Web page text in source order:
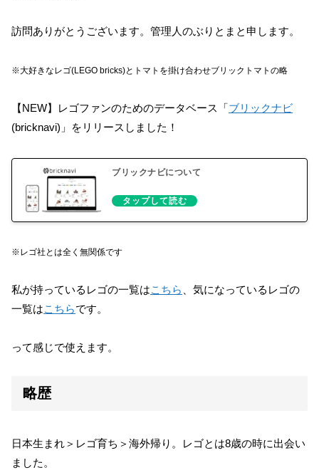
訪問ありがとうございます。管理人のぶりとまと申します。
※大好きなレゴ(LEGO bricks)とトマトを掛け合わせブリックトマトの略
【NEW】レゴファンのためのデータベース「ブリックナビ
(bricknavi)」をリリースしました！
ブリックナビについて
※レゴ社とは全く無関係です
私が持っているレゴの一覧はこちら
、気になっているレゴの
一覧はこちらです。
って感じで使えます。
略歴
日本生まれ＞レゴ育ち＞海外帰り。レゴとは8歳の時に出会い
ました。